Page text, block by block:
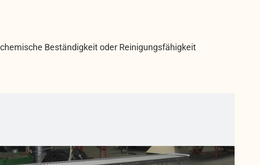
Beständigkeit oder Reinigungsfähigkeit